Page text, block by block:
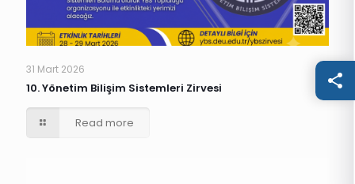
31 Mart 2026
10. Yönetim Bilişim Sistemleri Zirvesi
Read more